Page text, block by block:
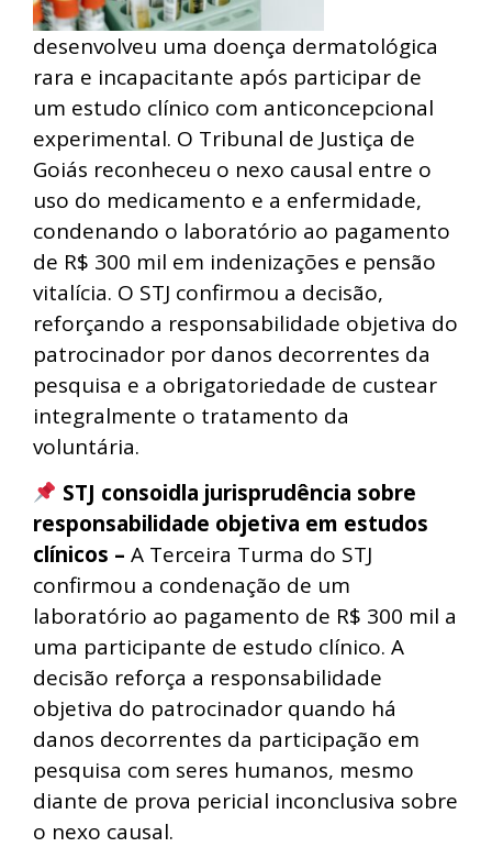
desenvolveu uma doença dermatológica
rara e incapacitante após participar de
um estudo clínico com anticoncepcional
experimental. O Tribunal de Justiça de
Goiás reconheceu o nexo causal entre o
uso do medicamento e a enfermidade,
condenando o laboratório ao pagamento
de R$ 300 mil em indenizações e pensão
vitalícia. O STJ confirmou a decisão,
reforçando a responsabilidade objetiva do
patrocinador por danos decorrentes da
pesquisa e a obrigatoriedade de custear
integralmente o tratamento da
voluntária.
STJ consoidla jurisprudência sobre
responsabilidade objetiva em estudos
clínicos – A Terceira Turma do STJ
confirmou a condenação de um
laboratório ao pagamento de R$ 300 mil a
uma participante de estudo clínico. A
decisão reforça a responsabilidade
objetiva do patrocinador quando há
danos decorrentes da participação em
pesquisa com seres humanos, mesmo
diante de prova pericial inconclusiva sobre
o nexo causal.